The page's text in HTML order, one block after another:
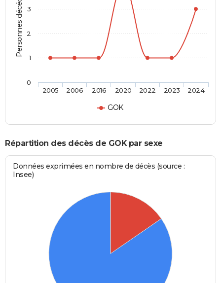
Personnes décédées
GOK
2005 2006 2016 2020 2022 2023 2024
0
1
2
3
Répartition des décès de GOK par sexe
Données exprimées en nombre de décès (source :
Insee)